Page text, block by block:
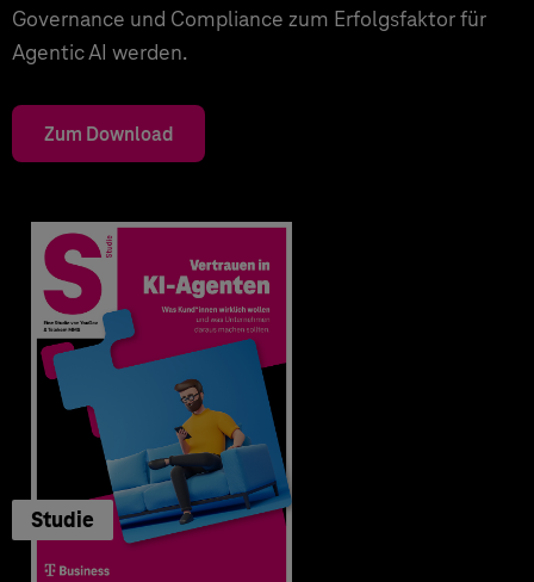
Governance und Compliance zum Erfolgsfaktor für
Agentic AI werden.
Zum Download
Studie